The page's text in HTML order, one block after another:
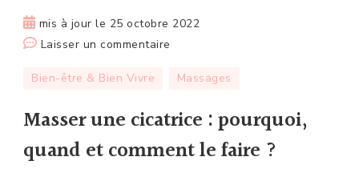
mis à jour le 25 octobre 2022
Laisser un commentaire
une
pourquoi,
quand
Bien-être & Bien Vivre Massages
Masser une cicatrice : pourquoi,
quand et comment le faire ?